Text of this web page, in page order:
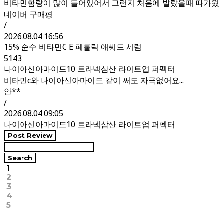
비타민함량이 많이 들어있어서 그런지 처음에 발랐을때 따가
네이버 구매평
/
2026.08.04 16:56
15% 순수 비타민C E 페룰릭 애씨드 세럼
5143
나이아신아마이드10 트라넥삼산 라이트업 퍼펙터
비타민c와 나이아신아마이드 같이 써도 자극없어요...
안**
/
2026.08.04 09:05
나이아신아마이드10 트라넥삼산 라이트업 퍼펙터
Post Review
Search
1
2
3
4
5